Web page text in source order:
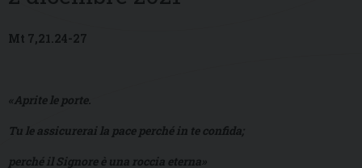
Mt 7,21.24-27
«Aprite le porte.
Tu le assicurerai la pace perché in te confida;
perché il Signore è una roccia eterna»